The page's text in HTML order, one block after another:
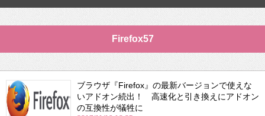
Firefox57
ブラウザ『Firefox』の最新バージョンで使えな
いアドオン続出！ 高速化と引き換えにアドオン
の互換性が犠牲に